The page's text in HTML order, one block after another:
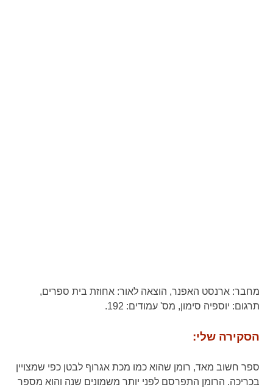
מחבר:ארנסט האפנר, הוצאה לאור: אחוזת בית ספרים,
תרגום: יוספיה סימון, מס' עמודים:
הסקירה שלי:
ספר חשוב מאד, רומן שהוא כמו מכת אגרוף לבטן כפי שמצויין
בכריכה. הרומן התפרסם לפני יותר משמונים שנה והוא מספר